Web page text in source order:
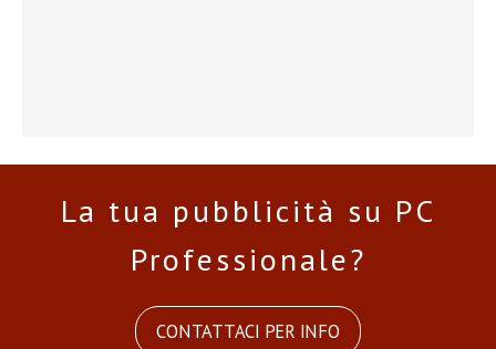
La tua pubblicità su PC
Professionale?
CONTATTACI PER INFO